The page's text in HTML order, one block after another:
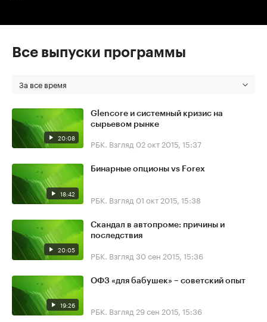
Все выпуски программы
За все время
20:08
Glencore и системный кризис на
сырьевом рынке
РБК. Взгляд 02 окт 2015, 15:37
18:42
Бинарные опционы vs Forex
РБК. Взгляд 01 окт 2015, 15:38
20:05
Скандал в автопроме: причины и
последствия
РБК. Взгляд 30 сен 2015, 15:36
19:26
ОФЗ «для бабушек» – советский опыт
РБК. Взгляд 29 сен 2015, 15:36